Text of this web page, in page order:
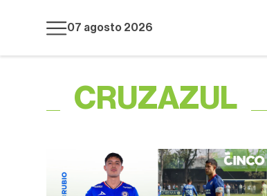
07 agosto 2026
CRUZAZUL